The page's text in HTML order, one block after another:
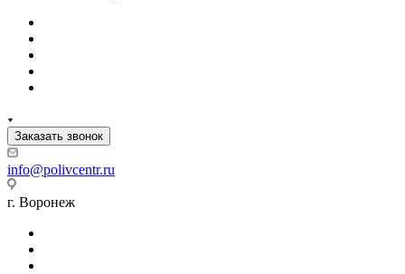
Заказать звонок
info@polivcentr.ru
г. Воронеж